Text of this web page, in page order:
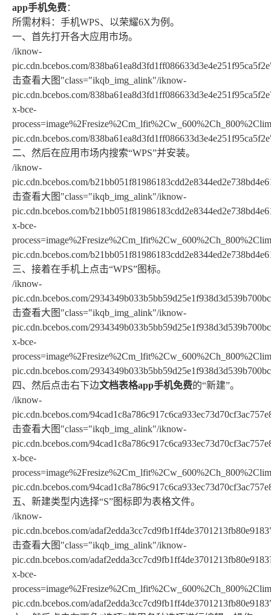
app手机免费：
所需材料：手机WPS、以荣耀6X为例。
一、首先打开各大应用市场。
/iknow-
pic.cdn.bcebos.com/
击查看大图"class="ikqb_img_alink"/iknow-
pic.cdn.bcebos.com/
x-bce-
pic.cdn.bcebos.com/
二、然后在应用市场内搜索“WPS”并安装。
/iknow-
pic.cdn.bcebos.com/
击查看大图"class="ikqb_img_alink"/iknow-
pic.cdn.bcebos.com/
x-bce-
pic.cdn.bcebos.com/
三、接着在手机上点击“WPS”图标。
/iknow-
pic.cdn.bcebos.com/
击查看大图"class="ikqb_img_alink"/iknow-
pic.cdn.bcebos.com/
x-bce-
pic.cdn.bcebos.com/
四、然后点击右下边文档表格app手机免费的“新建”。
/iknow-
pic.cdn.bcebos.com/
击查看大图"class="ikqb_img_alink"/iknow-
pic.cdn.bcebos.com/
x-bce-
pic.cdn.bcebos.com/
五、新建类型内选择“S”图标即为表格文件。
/iknow-
pic.cdn.bcebos.com/
击查看大图"class="ikqb_img_alink"/iknow-
pic.cdn.bcebos.com/
x-bce-
pic.cdn.bcebos.com/